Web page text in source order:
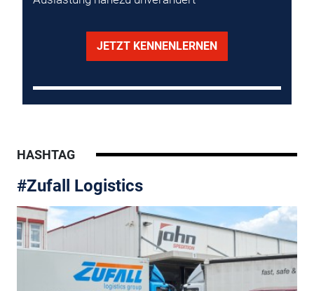
JETZT KENNENLERNEN
HASHTAG
#Zufall Logistics